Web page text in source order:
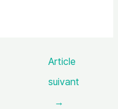
Article
suivant
→